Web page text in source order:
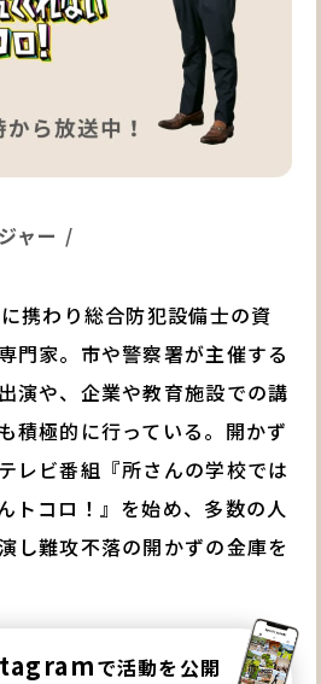
ャー /
携わり総合防犯設備士の資
門家。市や警察署が主催する
演や、企業や教育施設での講
積極的に行っている。開かず
レビ番組『所さんの学校では
トコロ！』を始め、多数の人
し難攻不落の開かずの金庫を
で活動を公開